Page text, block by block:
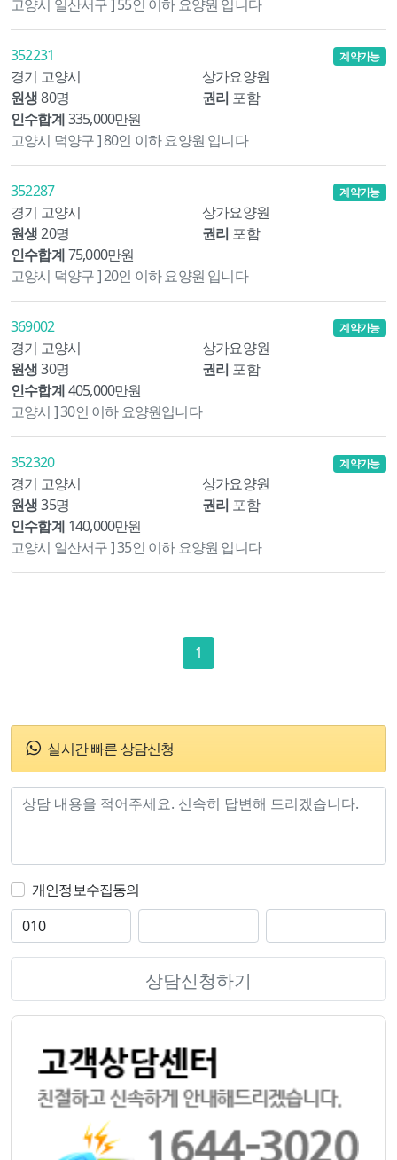
실시간 빠른 상담신청
개인정보수집동의
상담신청하기
고양시 일산서구 ] 55인 이하 요양원 입니다
352231
경기 고양시
상가요양원
원생 80명 권리 포함
인수합계335,000만원
계약가능
고양시 덕양구 ] 80인 이하 요양원 입니다
352287
경기 고양시
상가요양원
원생 20명 권리 포함
인수합계75,000만원
계약가능
고양시 덕양구 ] 20인 이하 요양원 입니다
369002
경기 고양시
상가요양원
원생 30명 권리 포함
인수합계405,000만원
계약가능
고양시 ] 30인 이하 요양원입니다
352320
경기 고양시
상가요양원
원생 35명 권리 포함
인수합계 140,000만원
계약가능
고양시 일산서구 ] 35인 이하 요양원 입니다
1